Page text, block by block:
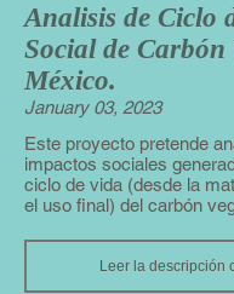
Analisis de Ciclo
Social de Carbón
México.
January 03, 2023
Este proyecto pretende
impactos sociales
ciclo de vida (desde la
el uso final) del carbón
Leer la descripción